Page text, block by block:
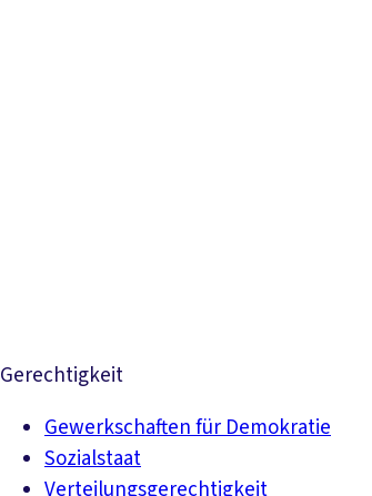
Gerechtigkeit
Gewerkschaften für Demokratie
Sozialstaat